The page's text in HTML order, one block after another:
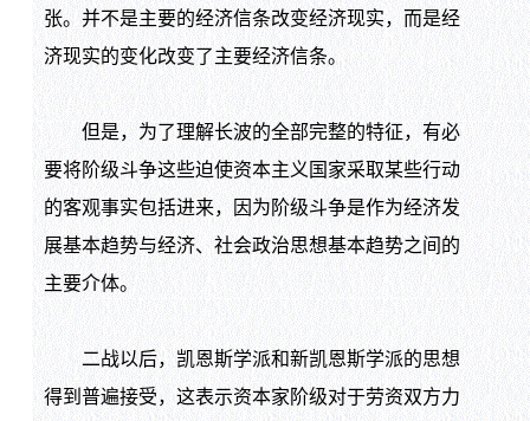
张。并不是主要的经济信条改变经济现实，而是经
济现实的变化改变了主要经济信条。
但是，为了理解长波的全部完整的特征，有必
要将阶级斗争这些迫使资本主义国家采取某些行动
的客观事实包括进来，因为阶级斗争是作为经济发
展基本趋势与经济、社会政治思想基本趋势之间的
主要介体。
二战以后，凯恩斯学派和新凯恩斯学派的思想
得到普遍接受，这表示资本家阶级对于劳资双方力